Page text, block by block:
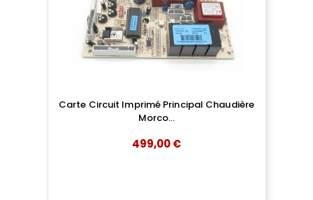
Carte Circuit Imprimé Principal Chaudière
Morco...
499,00 €